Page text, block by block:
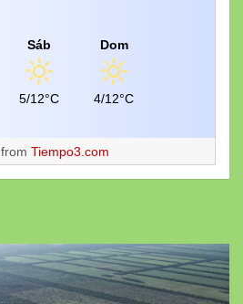
Sáb
5/12°C
Dom
4/12°C
Tiempo3.com